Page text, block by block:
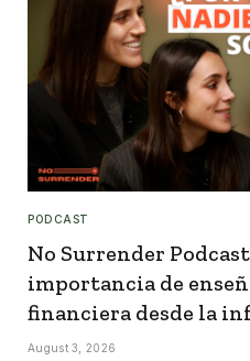
PODCAST
No Surrender
importancia de
financiera desde la
August 3, 2026